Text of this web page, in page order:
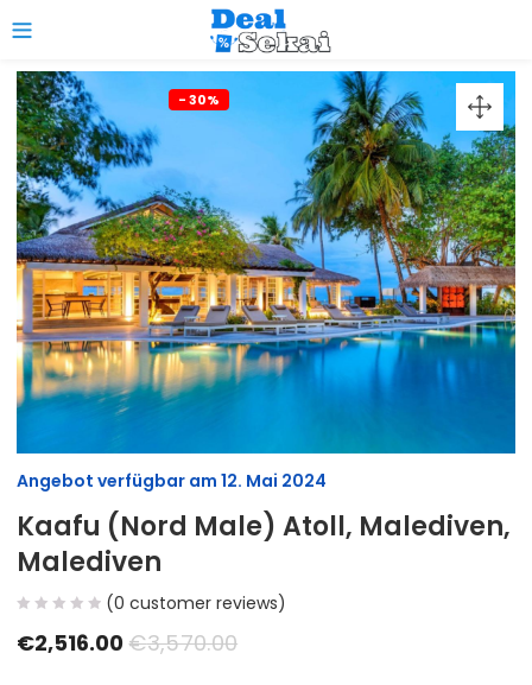
- 30%
Angebot verfügbar am12. Mai 2024
Kaafu (Nord Male) Atoll, Malediven,
Malediven
(0 customer reviews)
€2,516.00€3,570.00